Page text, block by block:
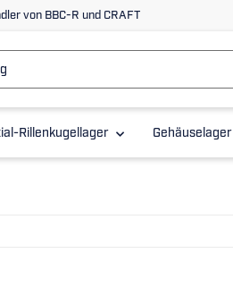
von BBC-R und CRAFT
Rillenkugellager Gehäuselager